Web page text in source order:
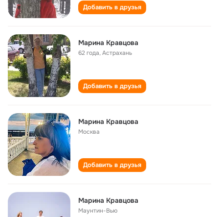
Добавить в друзья
Марина Кравцова
62 года,Астрахань
Добавить в друзья
Марина Кравцова
Москва
Добавить в друзья
Марина Кравцова
Маунтин-Вью